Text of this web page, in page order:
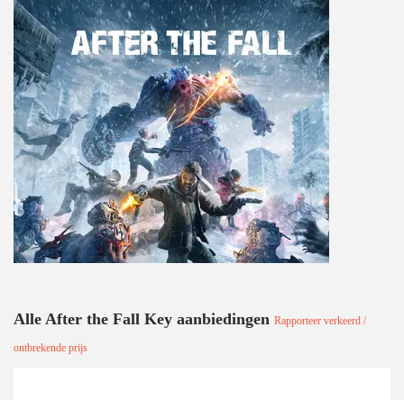
Alle After the Fall Key aanbiedingen Rapporteer verkeerd /
ontbrekende prijs